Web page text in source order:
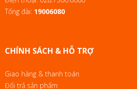
Tổng đài: 19006080
CHÍNH SÁCH & HỖ TRỢ
Giao hàng & thanh toán
Đổi trả sản phẩm